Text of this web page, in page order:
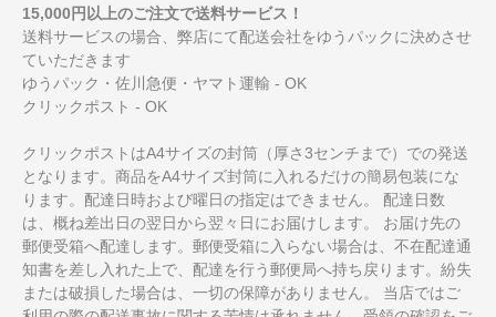
15,000円以上のご注文で送料サービス！
送料サービスの場合、弊店にて配送会社をゆうパックに決めさせ
ていただきます
ゆうパック・佐川急便・ヤマト運輸 - OK
クリックポスト - OK
クリックポストはA4サイズの封筒（厚さ3センチまで）での発送
となります。商品をA4サイズ封筒に入れるだけの簡易包装にな
ります。配達日時および曜日の指定はできません。 配達日数
は、概ね差出日の翌日から翌々日にお届けします。 お届け先の
郵便受箱へ配達します。郵便受箱に入らない場合は、不在配達通
知書を差し入れた上で、配達を行う郵便局へ持ち戻ります。紛失
または破損した場合は、一切の保障がありません。 当店ではご